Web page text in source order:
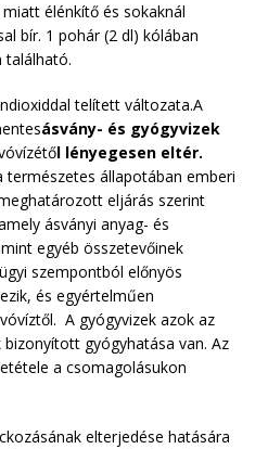
élénkítő és sokaknál
bír. 1 pohár (2 dl) kólában
található.
telített változata.A
ásvány- és gyógyvizek
l lényegesen eltér.
természetes állapotában emberi
eljárás szerint
ásványi anyag- és
egyéb összetevőinek
szempontból előnyös
és egyértelműen
A gyógyvizek azok az
bizonyított gyógyhatása van. Az
a csomagolásukon
elterjedése hatására